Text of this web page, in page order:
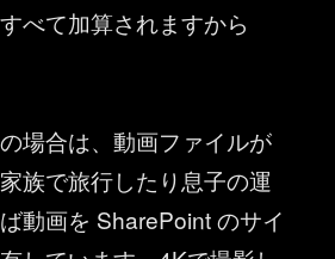
べて加算されますから
場合は、動画ファイルが
族で旅行したり息子の運
動画を SharePoint のサイ